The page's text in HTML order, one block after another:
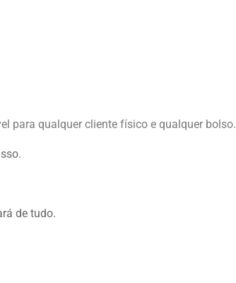
para qualquer cliente físico e qualquer bolso.
de tudo.